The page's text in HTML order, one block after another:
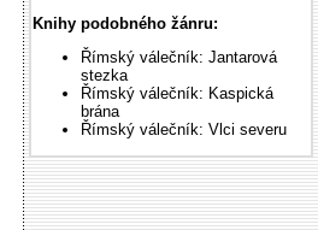
Knihy podobného žánru:
Římský válečník: Jantarová
stezka
Římský válečník: Kaspická
brána
Římský válečník: Vlci severu